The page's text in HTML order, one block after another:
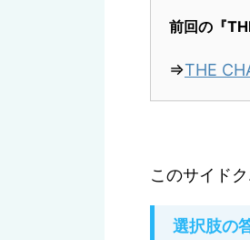
前回の『
⇒THE
このサイド
選択肢の